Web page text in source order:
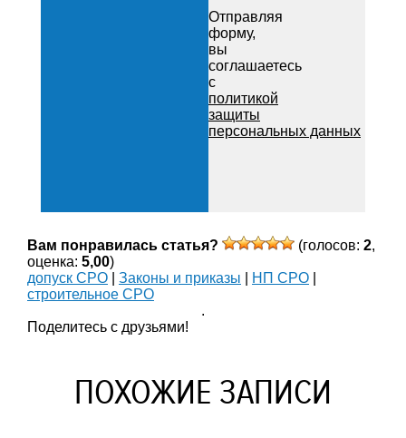
Отправляя
форму,
вы
соглашаетесь
с
политикой
защиты
персональных данных
Вам понравилась статья? (голосов: 2,
оценка: 5,00)
допуск СРО
Законы и приказы НП СРО
строительное СРО
.
Поделитесь с друзьями!
ПОХОЖИЕ ЗАПИСИ